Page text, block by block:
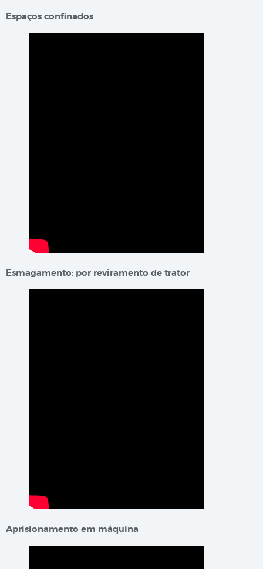
Espaços confinados​
Esmagamento: por reviramento de trator​
Aprisionamento em máquina